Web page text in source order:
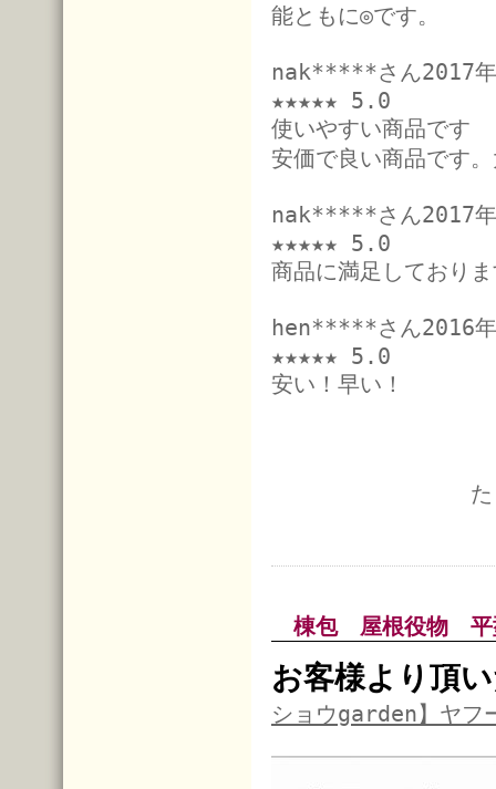
能ともに◎です。
nak*****さん2017年
★★★★★ 5.0
使いやすい商品です
安価で良い商品です
nak*****さん2017年
★★★★★ 5.0
商品に満足しており
hen*****さん2016年
★★★★★ 5.0
安い！早い！
棟包 屋根役物 平
お客様より頂
ショウgarden】ヤフ